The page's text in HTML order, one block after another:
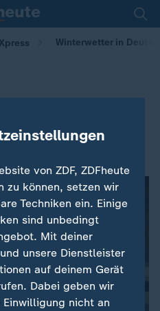
Winterwetter in
kalter Nacht
von ZDF, ZDFheute
zu können, setzen wir
Techniken ein. Einige
sind unbedingt
Mit deiner
unsere Dienstleister
auf deinem Gerät
Dabei geben wir
Einwilligung nicht an